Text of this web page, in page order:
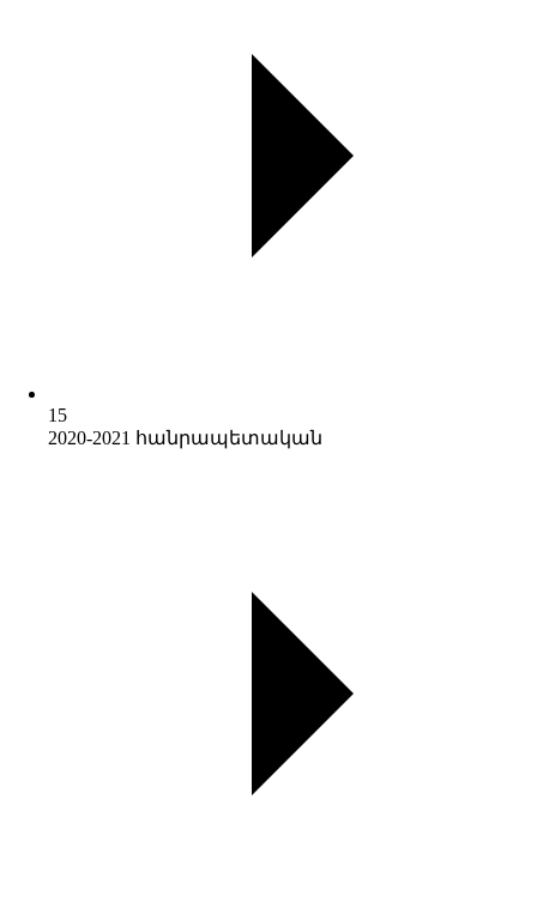
15
2020-2021 հանրապետական